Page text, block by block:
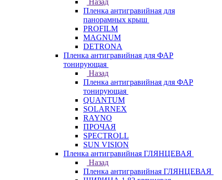
Назад
Пленка антигравийная для
панорамных крыш
PROFILM
MAGNUM
DETRONA
Пленка антигравийная для ФАР
тонирующая
Назад
Пленка антигравийная для ФАР
тонирующая
QUANTUM
SOLARNEX
RAYNO
ПРОЧАЯ
SPECTROLL
SUN VISION
Пленка антигравийная ГЛЯНЦЕВАЯ
Назад
Пленка антигравийная ГЛЯНЦЕВАЯ